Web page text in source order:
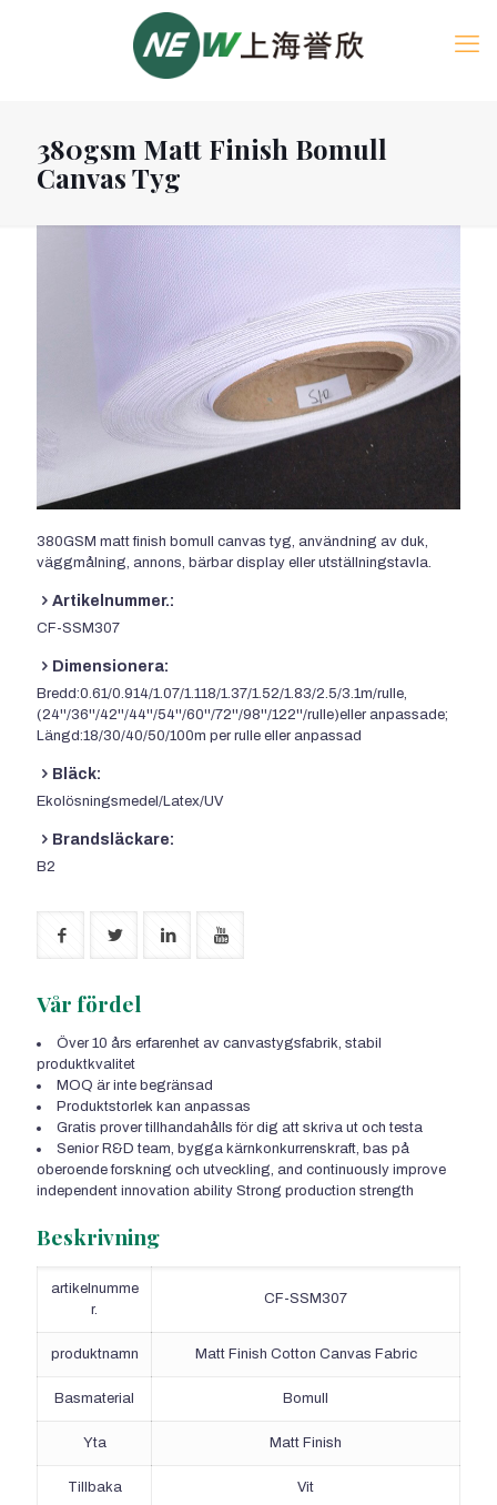
380gsm Matt Finish Bomull
Canvas Tyg
380GSM matt finish bomull canvas tyg, användning av duk,
väggmålning, annons, bärbar display eller utställningstavla.
Artikelnummer.:
CF-SSM307
Dimensionera:
Bredd:0.61/0.914/1.07/1.118/1.37/1.52/1.83/2.5/3.1m/rulle,
(24''/36''/42''/44''/54''/60''/72''/98''/122''/rulle)eller anpassade;
Längd:18/30/40/50/100m per rulle eller anpassad
Bläck:
Ekolösningsmedel/Latex/UV
Brandsläckare:
B2
Vår fördel
Över 10 års erfarenhet av canvastygsfabrik, stabil
produktkvalitet
MOQ är inte begränsad
Produktstorlek kan anpassas
Gratis prover tillhandahålls för dig att skriva ut och testa
Senior R&D team, bygga kärnkonkurrenskraft, bas på
oberoende forskning och utveckling, and continuously improve
independent innovation ability Strong production strength
Beskrivning
artikelnumme
r.
CF-SSM307
produktnamn Matt Finish Cotton Canvas Fabric
Basmaterial Bomull
Yta Matt Finish
Tillbaka Vit